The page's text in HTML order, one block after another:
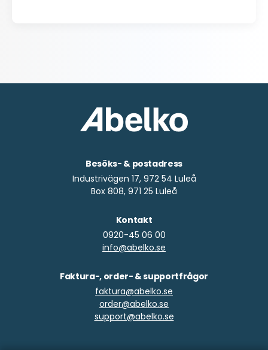
Besöks- & postadress
Industrivägen 17, 972 54 Luleå
Box 808, 971 25 Luleå
Kontakt
0920-45 06 00
info@abelko.se
Faktura-, order- & supportfrågor
faktura@abelko.se
order@abelko.se
support@abelko.se